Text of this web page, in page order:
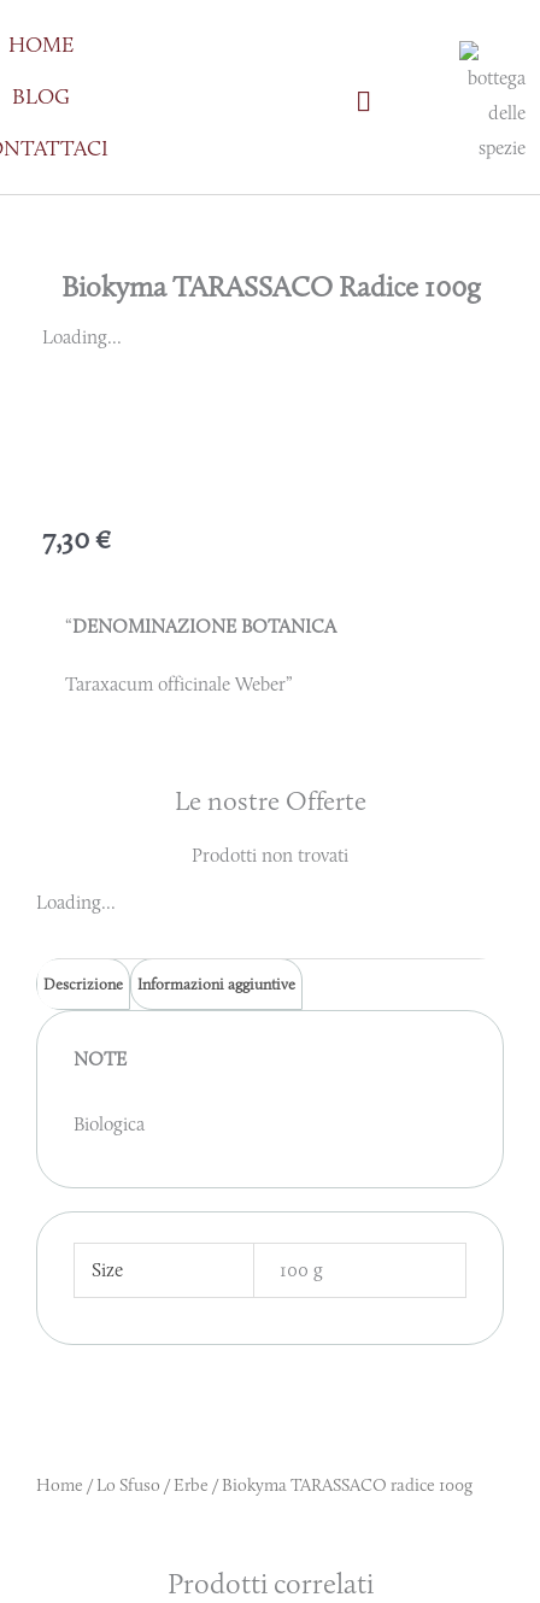
al
contenuto
HOME
BLOG
Biokyma TARASSACO Radice 100g
Loading...
7,30€
“DENOMINAZIONE BOTANICA
Taraxacum officinale Weber”
Le nostre Offerte
Prodotti non trovati
Loading...
Descrizione Informazioni aggiuntive
NOTE
Biologica
Size 100 g
Home /Lo Sfuso /Erbe / Biokyma TARASSACO radice 100g
Prodotti correlati